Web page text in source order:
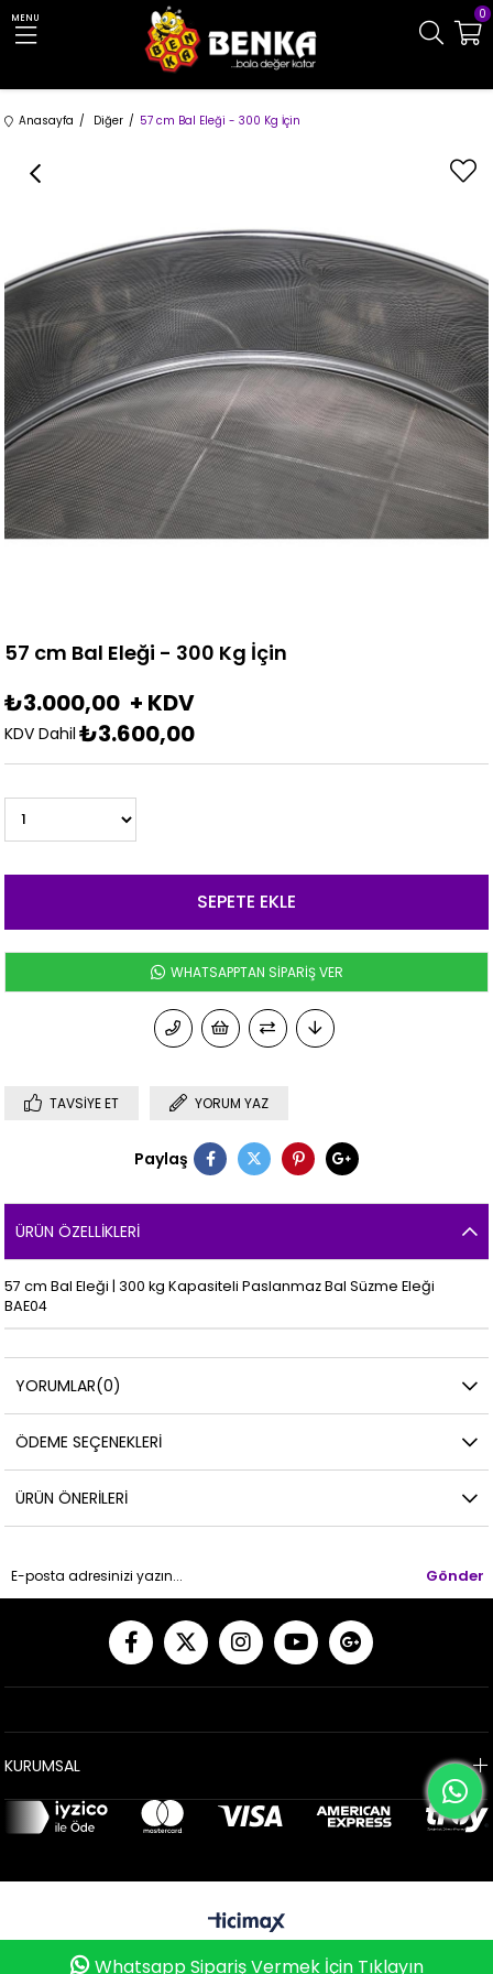
MENU 0
Anasayfa Diğer 57 cm Bal Eleği - 300 Kg İçin
57 cm Bal Eleği - 300 Kg İçin
₺3.000,00 + KDV
KDV Dahil ₺3.600,00
WHATSAPPTAN SİPARİŞ VER
TAVSIYE ET YORUM YAZ
Paylaş
ÜRÜN ÖZELLIKLERI
57 cm Bal Eleği | 300 kg Kapasiteli Paslanmaz Bal Süzme Eleği
BAE04
YORUMLAR(0)
ÖDEME SEÇENEKLERI
ÜRÜN ÖNERILERI
Gönder
KURUMSAL
Whatsapp ile Sipariş Vermek İçin Tıklayın
Whatsapp Sipariş Vermek İçin Tıklayın